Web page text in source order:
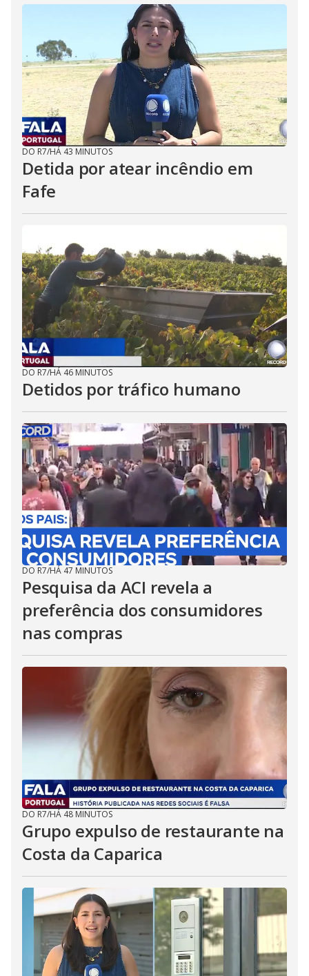
DO R7/HÁ 43 MINUTOS
Detida por atear incêndio em
Fafe
DO R7/HÁ 46 MINUTOS
Detidos por tráfico humano
DO R7/HÁ 47 MINUTOS
Pesquisa da ACI revela a
preferência dos consumidores
nas compras
DO R7/HÁ 48 MINUTOS
Grupo expulso de restaurante na
Costa da Caparica